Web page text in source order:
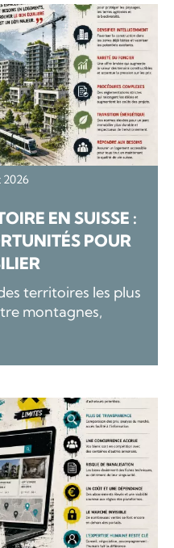
2026
EN SUISSE :
POUR
territoires les plus
montagnes,